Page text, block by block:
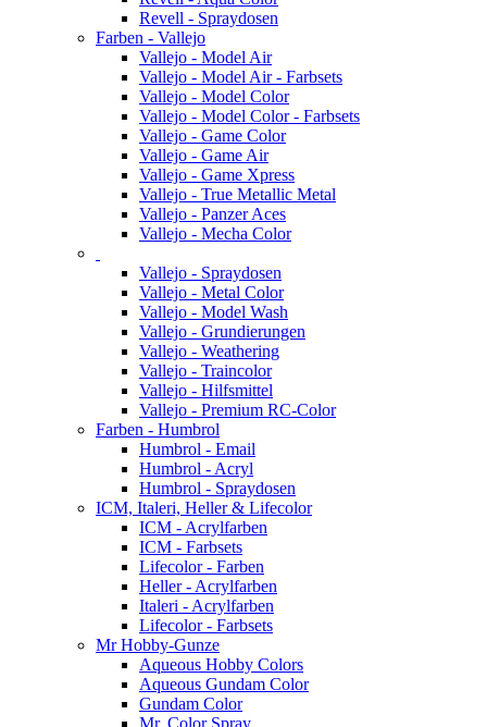
Revell - Spraydosen
Farben - Vallejo
Vallejo - Model Air
Vallejo - Model Air - Farbsets
Vallejo - Model Color
Vallejo - Model Color - Farbsets
Vallejo - Game Color
Vallejo - Game Air
Vallejo - Game Xpress
Vallejo - True Metallic Metal
Vallejo - Panzer Aces
Vallejo - Mecha Color
Vallejo - Spraydosen
Vallejo - Metal Color
Vallejo - Model Wash
Vallejo - Grundierungen
Vallejo - Weathering
Vallejo - Traincolor
Vallejo - Hilfsmittel
Vallejo - Premium RC-Color
Farben - Humbrol
Humbrol - Email
Humbrol - Acryl
Humbrol - Spraydosen
ICM, Italeri, Heller & Lifecolor
ICM - Acrylfarben
ICM - Farbsets
Lifecolor - Farben
Heller - Acrylfarben
Italeri - Acrylfarben
Lifecolor - Farbsets
Mr Hobby-Gunze
Aqueous Hobby Colors
Aqueous Gundam Color
Gundam Color
Mr. Color Spray